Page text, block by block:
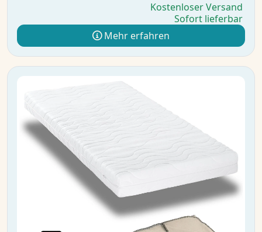
Kostenloser Versand
Sofort lieferbar
Mehr erfahren